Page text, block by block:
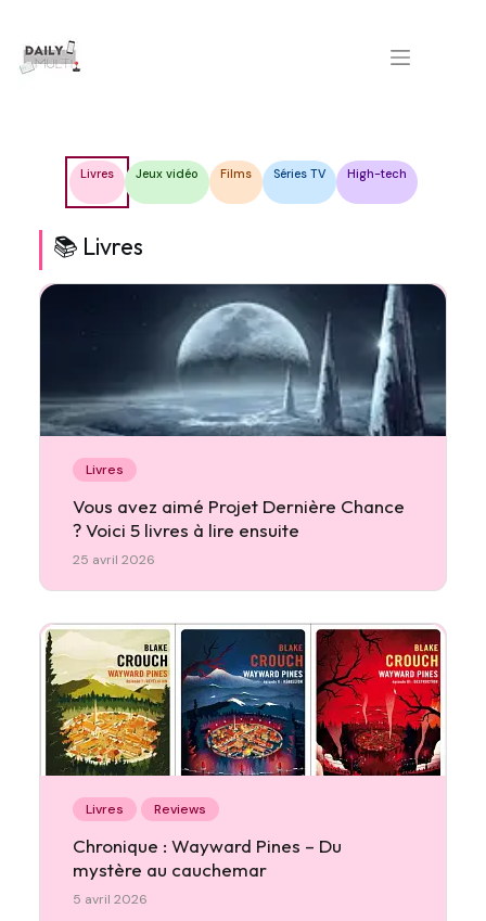
contenu
Livres Jeux vidéo Films Séries TV High-tech
📚 Livres
Livres
Vous avez aimé Projet Dernière Chance
? Voici 5 livres à lire ensuite
25 avril 2026
Livres Reviews
Chronique : Wayward Pines – Du
mystère au cauchemar
5 avril 2026